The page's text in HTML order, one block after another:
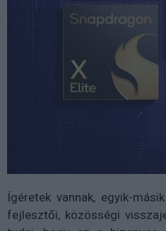
Ígéretek vannak, egyik-
fejlesztői, közösségi